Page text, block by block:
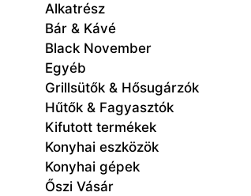
Alkatrész
Bár & Kávé
Black November
Egyéb
Grillsütők & Hősugárzók
Hűtők & Fagyasztók
Kifutott termékek
Konyhai eszközök
Konyhai gépek
Őszi Vásár